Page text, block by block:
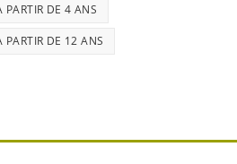
PARTIR DE 4 ANS
PARTIR DE 12 ANS